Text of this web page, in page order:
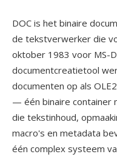
DOC is het binaire
de tekstverwerker die
oktober 1983 voor MS-
documentcreatietool
documenten op als
— één binaire container
die tekstinhoud,
macro's en metadata
één complex systeem